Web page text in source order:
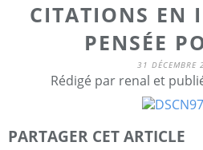
CITATIONS EN
PENSÉE
31 DÉCEMBRE
Rédigé par renal et
PARTAGER CET ARTICLE